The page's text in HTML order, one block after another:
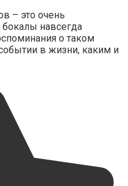
– это очень
бокалы навсегда
о таком
в жизни, каким и